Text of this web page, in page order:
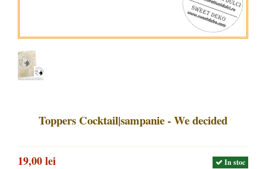
Toppers Cocktail|sampanie - We decided
In stoc
19,00 lei